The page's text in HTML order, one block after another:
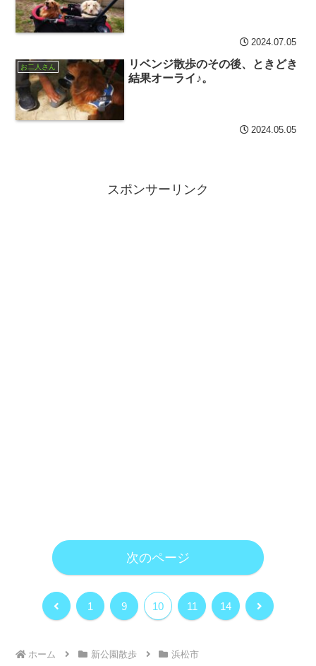
2024.07.05
お二人さん
リベンジ散歩のその後、ときどき
結果オーライ♪。
2024.05.05
スポンサーリンク
次のページ
前 1 9 10 11 14 次
ホーム 新公園散歩 浜松市